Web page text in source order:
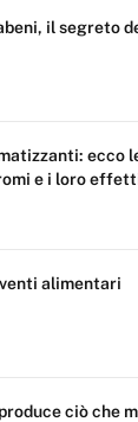
il segreto
ecco
e i loro
alimentari
ciò che